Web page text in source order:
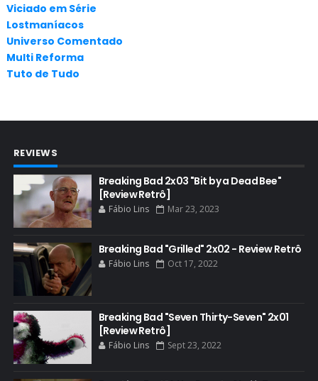
APLICATIVOS
ARTES
AUDIÊNCIA
BAND
BASTIDORES
BATTLE CREEK
BETSY BRANDT
BETTER CALL SAUL
BLOOPERS
BLU-RAY
BOB ODENKIRK
BOB ODENKIRK CINEMA
BOB ODENKIRK TV
Viciado em Série
Lostmaníacos
Universo Comentado
Multi Reforma
Tuto de Tudo
REVIEWS
Breaking Bad 2x03 "Bit by a Dead Bee"
[Review Retrô]
Fábio Lins Mar 23, 2023
Breaking Bad "Grilled" 2x02 - Review Retrô
Fábio Lins Oct 17, 2022
Breaking Bad "Seven Thirty-Seven" 2x01
[Review Retrô]
Fábio Lins Sept 23, 2022